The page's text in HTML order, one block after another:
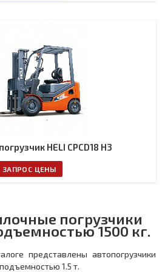
HELI CPCD18 H3
ЗАПРОС ЦЕНЫ
погрузчики
1500 кг.
представлены автопогрузчики
1.5 т.